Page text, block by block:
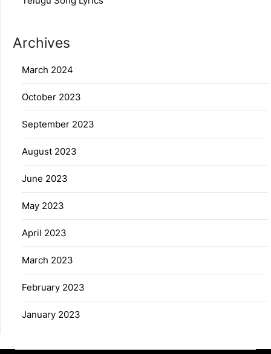
Archives
March 2024
October 2023
September 2023
August 2023
June 2023
May 2023
April 2023
March 2023
February 2023
January 2023